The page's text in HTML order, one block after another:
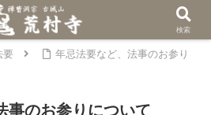
要
年忌法要など、法事のお参り
事のお参りについて
検索